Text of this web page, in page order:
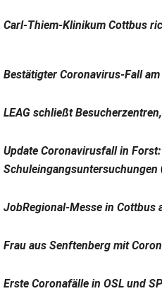
Carl-Thiem-Klinikum Cottbus
Bestätigter Coronavirus-Fall
LEAG schließt
Update Coronavirusfall in
Schuleingangsuntersuchungen
JobRegional-Messe in Cottbus
Frau aus Senftenberg mit
Erste Coronafälle in OSL und